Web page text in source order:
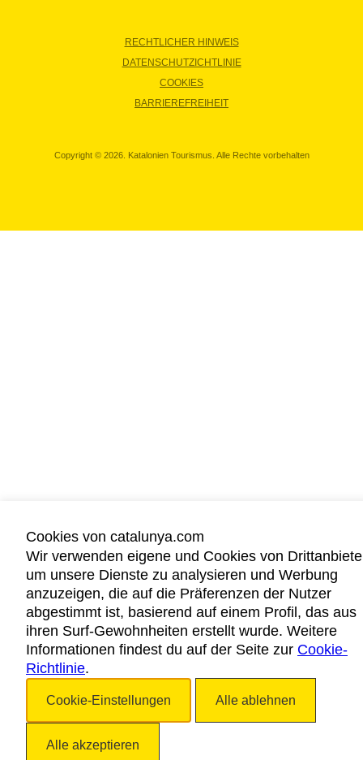
RECHTLICHER HINWEIS
DATENSCHUTZICHTLINIE
COOKIES
BARRIEREFREIHEIT
Copyright © 2026. Katalonien Tourismus. Alle Rechte vorbehalten
Cookies von catalunya.com
Wir verwenden eigene und Cookies von
um unsere Dienste zu analysieren und Werbung
anzuzeigen, die auf die Präferenzen der Nutzer
abgestimmt ist, basierend auf einem Profil, das aus
ihren Surf-Gewohnheiten erstellt wurde. Weitere
Informationen findest du auf der Seite zur Cookie-
Richtlinie.
Cookie-Einstellungen Alle ablehnen
Alle akzeptieren